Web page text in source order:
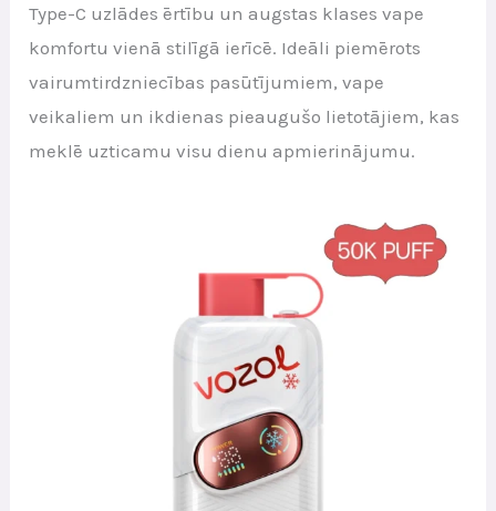
Type-C uzlādes ērtību un augstas klases vape
komfortu vienā stilīgā ierīcē. Ideāli piemērots
vairumtirdzniecības pasūtījumiem, vape
veikaliem un ikdienas pieaugušo lietotājiem, kas
meklē uzticamu visu dienu apmierinājumu.